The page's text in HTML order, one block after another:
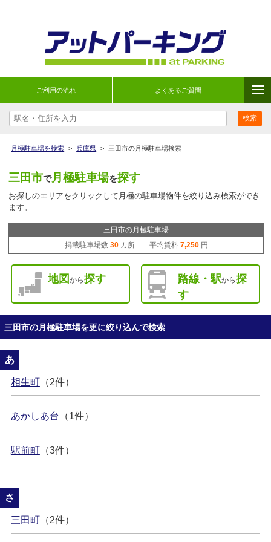
ご利用の流れ よくあるご質問
月極駐車場を検索 > 兵庫県 > 三田市の月極駐車場検索
三田市で月極駐車場を探す
お探しのエリアをクリックして月極の駐車場物件を絞り込み検索ができ
ます。
三田市の月極駐車場
掲載駐車場数 30カ所 平均賃料 7,250円
地図 から探す 路線・駅から探
す
三田市の月極駐車場を更に絞り込んで検索
あ
相生町（2件）
あかしあ台 （1件）
駅前町（3件）
さ
三田町（2件）